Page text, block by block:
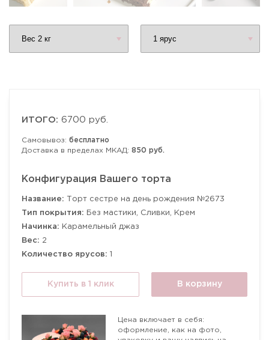
ИТОГО: 6700 руб.
Самовывоз: бесплатно
Доставка в пределах МКАД: 850 руб.
Конфигурация Вашего торта
Название: Торт сестре на день рождения №2673
Тип покрытия: Без мастики, Сливки, Крем
Начинка: Карамельный джаз
Вес: 2
Количество ярусов: 1
Купить в 1 клик В корзину
Цена включает в себя:
оформление, как на фото,